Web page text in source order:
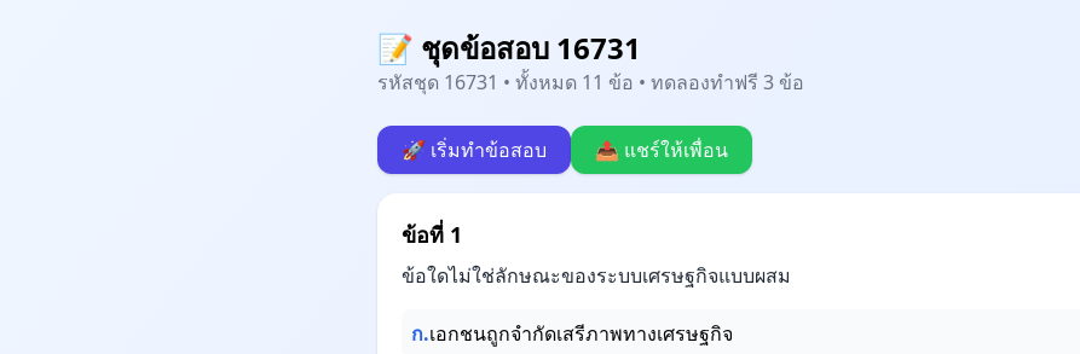
📝 ชุดข้อสอบ 16731
รหัสชุด 16731 • ทั้งหมด 11 ข้อ • ทดลองทำฟรี 3 ข้อ
🚀 เริ่มทำข้อสอบ 📤 แชร์ให้เพื่อน
ข้อที่ 1
ข้อใดไม่ใช่ลักษณะของระบบเศรษฐกิจแบบผสม
ก.เอกชนถูกจำกัดเสรีภาพทางเศรษฐกิจ